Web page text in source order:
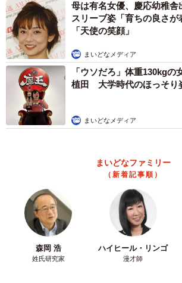
母は有名女優、慶応幼稚
スリーブ姿「育ちの良さが
「天使の笑顔」
まいどなメディア
「ウソだろ」体重130kgの
植田 大学時代のほっそり
まいどなメディア
まいどなファミリー
（新着記事順）
森岡 浩
姓氏研究家
ハイヒール・リンゴ
漫才師